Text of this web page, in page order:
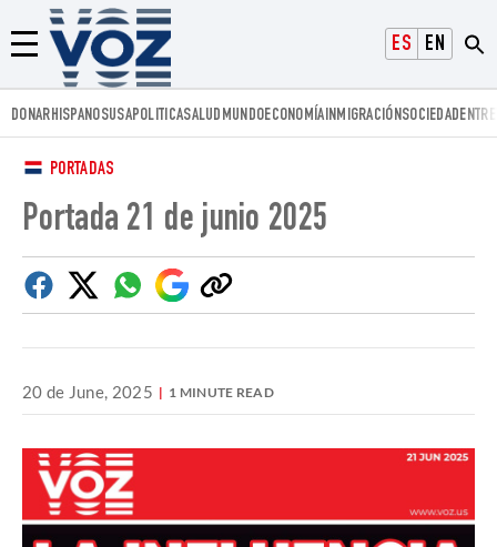
ESPAÑOLENGLISH
Menú
Voz.us
DONARHISPANOSUSAPOLITICASALUD MUNDOECONOMÍAINMIGRACIÓNSOCIEDAD
PORTADAS
Portada 21 de junio 2025
FacebookTwitterWhatsapp
Google
Discover
Copiar
enlace
20 de June, 2025 1 MINUTE READ